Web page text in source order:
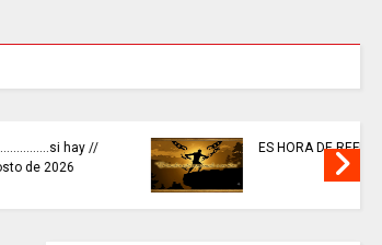
invitaciones públicas para
fortalecer las economías
culturales y creativas.